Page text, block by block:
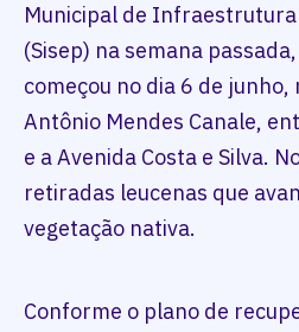
Municipal de Infraestrutura
(Sisep) na semana
começou no dia 6 de junho,
Antônio Mendes Canale,
e a Avenida Costa e Silva.
retiradas leucenas que
vegetação nativa.
Conforme o plano de